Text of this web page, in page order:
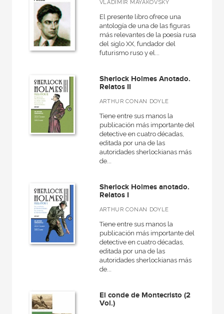
VLADÍMIR MAYAKOVSKY
El presente libro ofrece una
antología de una de las figuras
más relevantes de la poesía rusa
del siglo XX, fundador del
futurismo ruso y el...
Sherlock Holmes Anotado.
Relatos II
ARTHUR CONAN DOYLE
Tiene entre sus manos la
publicación más importante del
detective en cuatro décadas,
editada por una de las
autoridades sherlockianas más
de...
Sherlock Holmes anotado.
Relatos I
ARTHUR CONAN DOYLE
Tiene entre sus manos la
publicación más importante del
detective en cuatro décadas,
editada por una de las
autoridades sherlockianas más
de...
El conde de Montecristo (2
Vol.)